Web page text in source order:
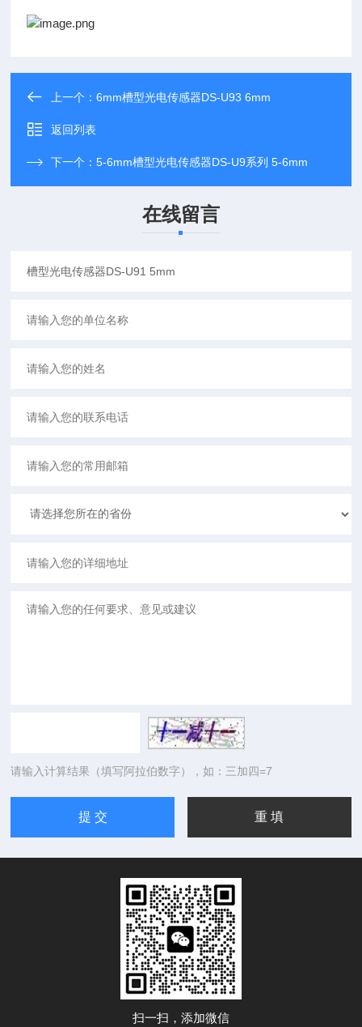
上一个：6mm槽型光电传感器DS-U93 6mm
返回列表
下一个：5-6mm槽型光电传感器DS-U9系列 5-6mm
在线留言
请输入计算结果（填写阿拉伯数字），如：三加四=7
扫一扫，添加微信